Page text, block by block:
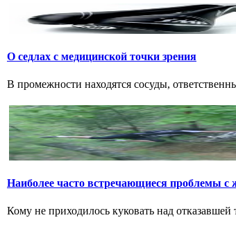
О седлах с медицинской точки зрения
В промежности находятся сосуды,
Наиболее часто встречающиеся проблемы с
Кому не приходилось куковать над